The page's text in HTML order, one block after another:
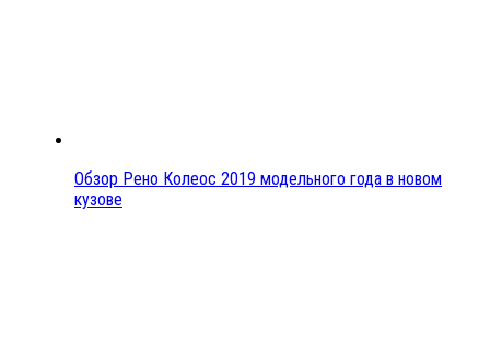
Обзор Рено Колеос 2019 модельного года в новом
кузове